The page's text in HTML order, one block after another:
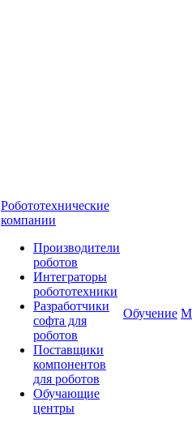
Робототехнические
компании
Производители
роботов
Интеграторы
робототехники
Разработчики
софта для
роботов
Поставщики
компонентов
для роботов
Обучающие
центры
Обучение